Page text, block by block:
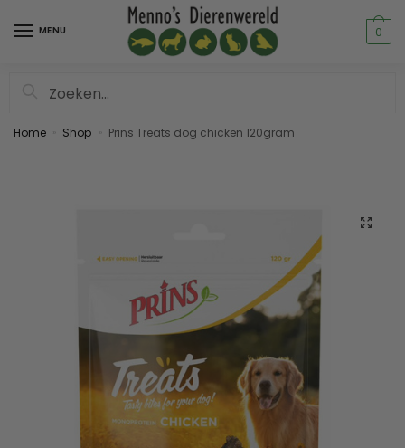
MENU 0
Home Shop Prins Treats dog chicken 120gram